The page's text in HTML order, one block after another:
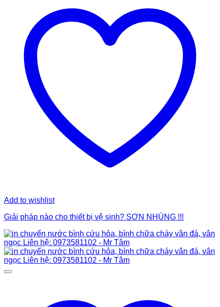
Add to wishlist
Giải pháp nào cho thiết bị vệ sinh? SƠN NHÚNG !!!